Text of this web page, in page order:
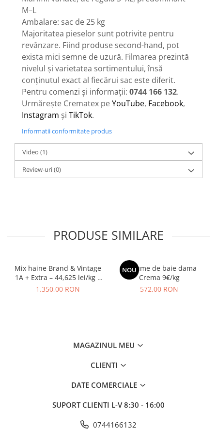
M–L
Ambalare: sac de 25 kg
Majoritatea pieselor sunt potrivite pentru
revânzare. Fiind produse second-hand, pot
exista mici semne de uzură. Filmarea prezintă
nivelul și varietatea sortimentului, însă
conținutul exact al fiecărui sac este diferit.
Pentru comenzi și informații: 0744 166 132.
Urmărește Crematex peYouTube, Facebook,
Instagram și TikTok.
Informatii conformitate produs
Video (1)
Review-uri(0)
PRODUSE SIMILARE
Mix haine Brand & Vintage
1A + Extra – 44,625 lei/kg +
TVA
1.350,00 RON
NOU
Costume de baie dama
Crema 9€/kg
572,00 RON
MAGAZINUL MEU
CLIENTI
DATE COMERCIALE
SUPORT CLIENTI L-V 8:30 - 16:00
0744166132